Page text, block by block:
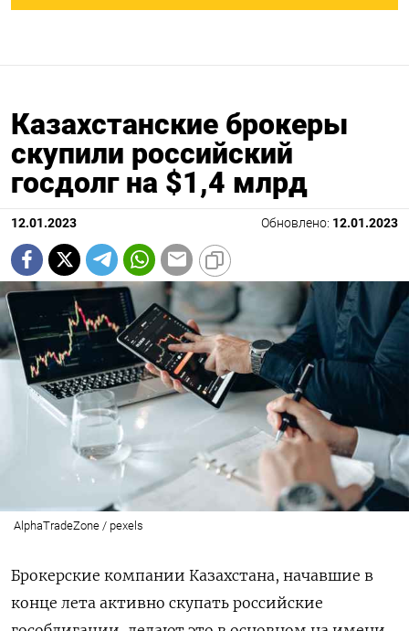
Казахстанские брокеры
скупили российский
госдолг на $1,4 млрд
12.01.2023 Обновлено: 12.01.2023
AlphaTradeZone / pexels
Брокерские компании Казахстана, начавшие в
конце лета активно скупать российские